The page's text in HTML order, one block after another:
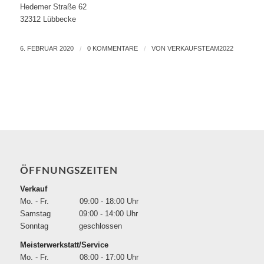
Hedemer Straße 62
32312 Lübbecke
6. FEBRUAR 2020 / 0 KOMMENTARE / VON VERKAUFSTEAM2022
ÖFFNUNGSZEITEN
Verkauf
Mo. - Fr. 09:00 - 18:00 Uhr
Samstag 09:00 - 14:00 Uhr
Sonntag geschlossen
Meisterwerkstatt/Service
Mo. - Fr. 08:00 - 17:00 Uhr